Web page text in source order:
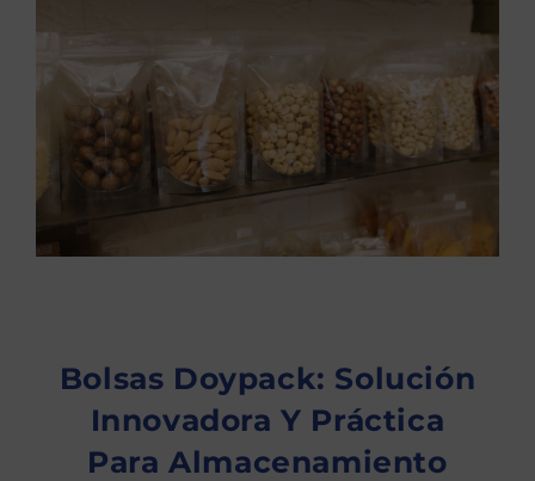
Bolsas Doypack: Solución
Innovadora Y Práctica
Para Almacenamiento